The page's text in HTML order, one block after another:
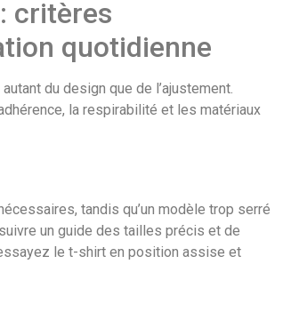
critères
quotidienne
du design que de l’ajustement.
la respirabilité et les matériaux
tandis qu’un modèle trop serré
un guide des tailles précis et de
le t-shirt en position assise et